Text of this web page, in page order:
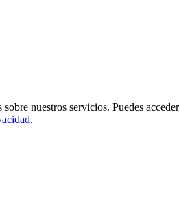
nuestros servicios. Puedes
.